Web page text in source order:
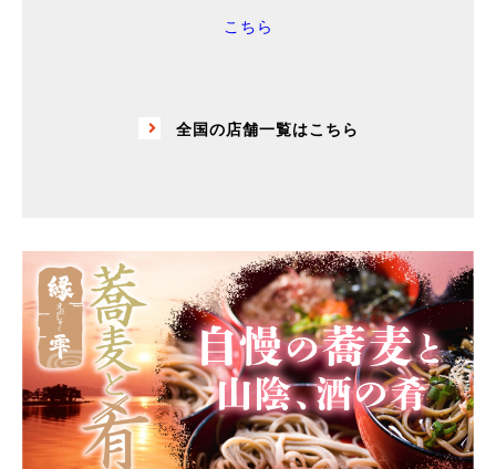
こちら
全国の店舗一覧はこちら